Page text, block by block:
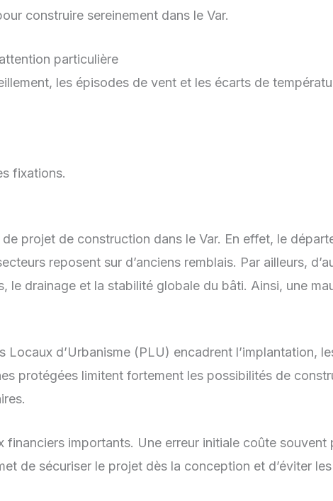
construire sereinement dans le Var.
particulière
les épisodes de vent et les écarts de
fixations.
projet de construction dans le Var. En effet, le
reposent sur d’anciens remblais. Par ailleurs,
drainage et la stabilité globale du bâti. Ainsi, une
d’Urbanisme (PLU) encadrent l’implantation,
protégées limitent fortement les possibilités de
importants. Une erreur initiale coûte souvent
de sécuriser le projet dès la conception et d’éviter